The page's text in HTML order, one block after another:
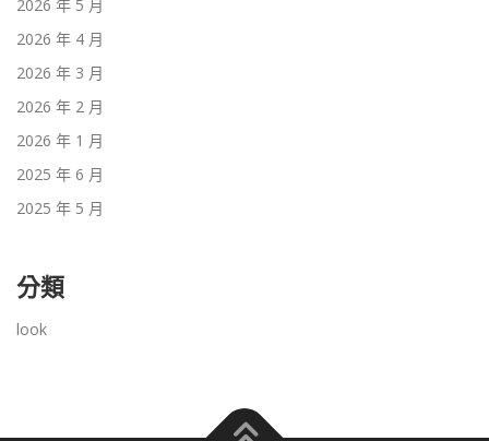
2026 年 5 月
2026 年 4 月
2026 年 3 月
2026 年 2 月
2026 年 1 月
2025 年 6 月
2025 年 5 月
分類
look